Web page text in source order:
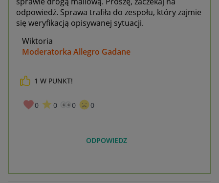
odpowiedź. Sprawa trafiła do zespołu, który zajmie
się weryfikacją opisywanej sytuacji.
Wiktoria
Moderatorka Allegro Gadane
1 W PUNKT!
0 0 0 0
ODPOWIEDZ